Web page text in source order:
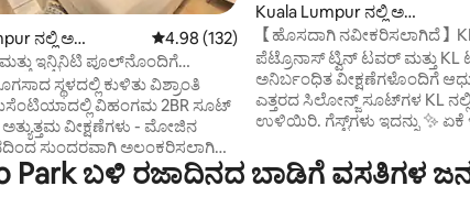
284 ವಿಮರ್ಶೆಗಳು
ನಲ್ಲಿ ಅ
5 ರಲ್ಲಿ 4.98 ಸರಾಸರಿ ರೇಟಿಂಗ್, 132 ವಿಮರ್ಶೆಗಳು
4.98 (132)
ಮತ್ತು ಇನ್ಫಿನಿಟಿ ಪೂಲ್‌ನೊಂದಿಗೆ
ಸೂಟ್
ಸ್ಥಳದಲ್ಲಿ ಕುಳಿತು ವಿಶ್ರಾಂತಿ
ವಿಹಂಗಮ 2BR ಸೂಟ್
ವೀಕ್ಷಣೆಗಳು - ಮೋಜಿನ
ಸುಂದರವಾಗಿ ಅಲಂಕರಿಸಲಾಗಿದೆ -
ನೆಲೆಗೊಂಡಿದೆ ಮತ್ತು ಸಾರ್ವಜನಿಕ
ಲಗತ್ತಿಸಲಾಗಿದೆ - ವೇಗದ ವೈಫೈ -
Kuala Lumpur ನಲ್ಲಿ ಅ
ಪಾರ್ಟ್‌ಮಂಟ್
【ಹೊಸದಾಗಿ ನವೀಕರಿಸಲಾಗಿದೆ】
ಕಿಂಗ್ ಸೂಟ್~ಎತ್ತರದ ಮಹಡಿ
ಪೆಟ್ರೊನಾಸ್ ಟ್ವಿನ್ ಟವರ್ ಮತ್ತು
ಅನಿರ್ಬಂಧಿತ ವೀಕ್ಷಣೆಗಳೊಂದಿಗೆ
ಎತ್ತರದ ಸಿಲೋನ್ಜ್ ಸೂಟ್‌ಗಳ KL
ಉಳಿಯಿರಿ. ಗೆಸ್ಟ್‌ಗಳು ಇದನ್ನು ✨ ಏಕೆ ಇಷ್ಟಪಡುತ್ತಾರೆ:
ಮೇಲ್ಛಾವಣಿ ಇನ್ಫಿನಿಟಿ ಪೂಲ್ 💼
ಉಚಿತ 100Mbps ವೈಫೈ KLCC,
Park ಬಳಿ ರಜಾದಿನದ ಬಾಡಿಗೆ ವಸತಿಗಳ